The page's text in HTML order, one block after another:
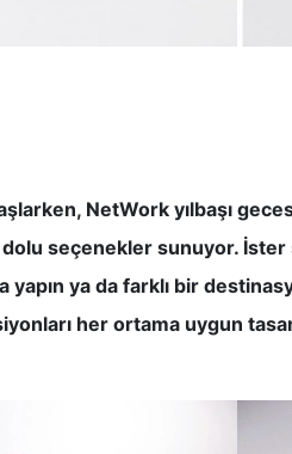
NetWork yılbaşı
seçenekler sunuyor. İster
ya da farklı bir
her ortama uygun